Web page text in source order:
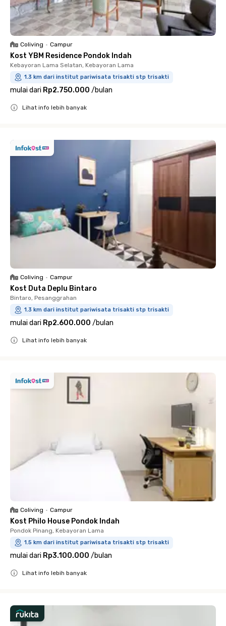
Coliving • Campur
Kost YBM Residence Pondok Indah
Kebayoran Lama Selatan, Kebayoran Lama
1.3 km dari institut pariwisata trisakti stp trisakti
mulai dari Rp2.750.000 /bulan
Lihat info lebih banyak
Coliving • Campur
Kost Duta Deplu Bintaro
Bintaro, Pesanggrahan
1.3 km dari institut pariwisata trisakti stp trisakti
mulai dari Rp2.600.000 /bulan
Lihat info lebih banyak
Coliving • Campur
Kost Philo House Pondok Indah
Pondok Pinang, Kebayoran Lama
1.5 km dari institut pariwisata trisakti stp trisakti
mulai dari Rp3.100.000 /bulan
Lihat info lebih banyak